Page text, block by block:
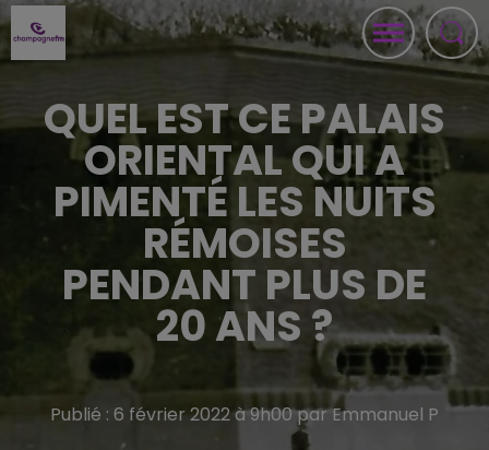
QUEL EST CE PALAIS
ORIENTAL QUI A
PIMENTÉ LES NUITS
RÉMOISES
PENDANT PLUS DE
20 ANS ?
Publié : 6 février 2022 à 9h00 par Emmanuel P